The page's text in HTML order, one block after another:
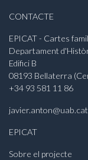
CONTACTE
EPICAT - Cartes
Departament
Edifici B
08193 Bellaterra
+34 93 581 11 86
javier.anton@uab.cat
EPICAT
Sobre el projecte